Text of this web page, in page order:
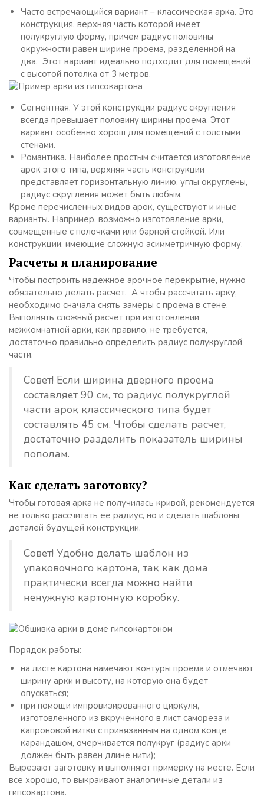
Часто встречающийся вариант – классическая арка. Это
конструкция, верхняя часть которой имеет
полукруглую форму, причем радиус половины
окружности равен ширине проема, разделенной на
два. Этот вариант идеально подходит для помещений
с высотой потолка от 3 метров.
Сегментная. У этой конструкции радиус скругления
всегда превышает половину ширины проема. Этот
вариант особенно хорош для помещений с толстыми
стенами.
Романтика. Наиболее простым считается изготовление
арок этого типа, верхняя часть конструкции
представляет горизонтальную линию, углы округлены,
радиус скругления может быть любым.
Кроме перечисленных видов арок, существуют и иные
варианты. Например, возможно изготовление арки,
совмещенные с полочками или барной стойкой. Или
конструкции, имеющие сложную асимметричную форму.
Расчеты и планирование
Чтобы построить надежное арочное перекрытие, нужно
обязательно делать расчет. А чтобы рассчитать арку,
необходимо сначала снять замеры с проема в стене.
Выполнять сложный расчет при изготовлении
межкомнатной арки, как правило, не требуется,
достаточно правильно определить радиус полукруглой
части.
Совет! Если ширина дверного проема
составляет 90 см, то радиус полукруглой
части арок классического типа будет
составлять 45 см. Чтобы сделать расчет,
достаточно разделить показатель ширины
пополам.
Как сделать заготовку?
Чтобы готовая арка не получилась кривой, рекомендуется
не только рассчитать ее радиус, но и сделать шаблоны
деталей будущей конструкции.
Совет! Удобно делать шаблон из
упаковочного картона, так как дома
практически всегда можно найти
ненужную картонную коробку.
Порядок работы:
на листе картона намечают контуры проема и отмечают
ширину арки и высоту, на которую она будет
опускаться;
при помощи импровизированного циркуля,
изготовленного из вкрученного в лист самореза и
капроновой нитки с привязанным на одном конце
карандашом, очерчивается полукруг (радиус арки
должен быть равен длине нити);
Вырезают заготовку и выполняют примерку на месте. Если
все хорошо, то выкраивают аналогичные детали из
гипсокартона.